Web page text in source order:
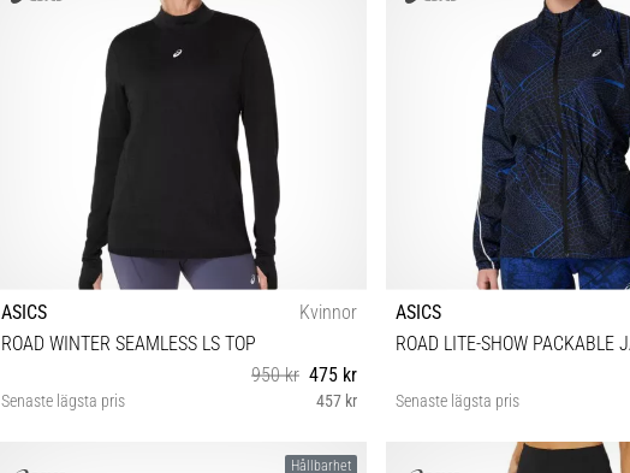
ASICS
Kvinnor
ROAD WINTER SEAMLESS LS TOP
950 kr 475 kr
Senaste lägsta pris 457 kr
ASICS
ROAD LITE-SHOW PACKABLE
Senaste lägsta pris
Hållbarhet